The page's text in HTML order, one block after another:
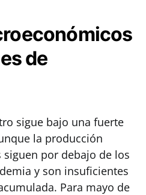
de
sigue bajo una fuerte
la producción
por debajo de los
y son insuficientes
Para mayo de